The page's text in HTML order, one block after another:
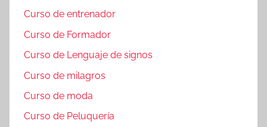
Curso de entrenador
Curso de Formador
Curso de Lenguaje de signos
Curso de milagros
Curso de moda
Curso de Peluquería